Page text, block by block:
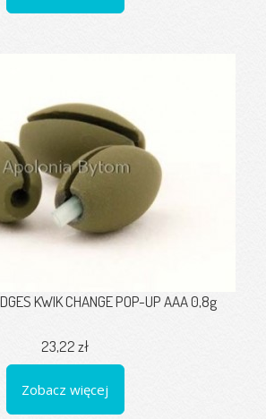
KWIK CHANGE POP-UP AAA 0,8g
23,22 zł
Zobacz więcej